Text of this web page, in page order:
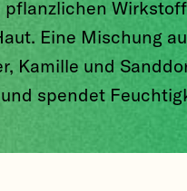
Eine Mischung
Kamille und
spendet